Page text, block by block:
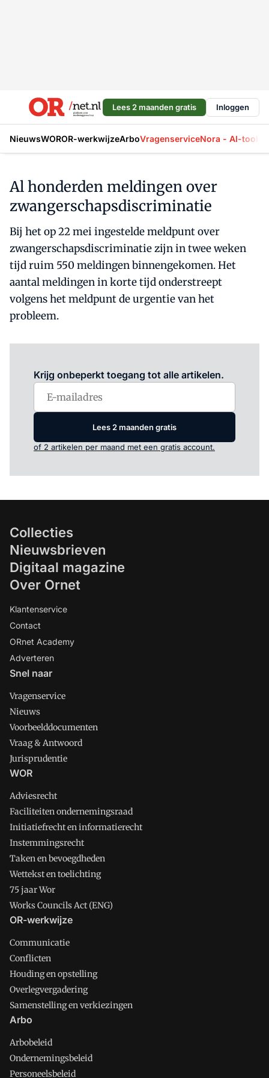
Lees 2 maanden gratis Inloggen
NieuwsWOROR-werkwijzeArboVragenserviceNora - AI-tool
Al honderden meldingen over
zwangerschapsdiscriminatie
Bij het op 22 mei ingestelde meldpunt over
zwangerschapsdiscriminatie zijn in twee weken
tijd ruim 550 meldingen binnengekomen. Het
aantal meldingen in korte tijd onderstreept
volgens het meldpunt de urgentie van het
probleem.
Krijg onbeperkt toegang tot alle artikelen.
Lees 2 maanden gratis
of 2 artikelen per maand met een gratis account.
Collecties
Nieuwsbrieven
Digitaal magazine
Over Ornet
Klantenservice
Contact
ORnet Academy
Adverteren
Snel naar
Vragenservice
Nieuws
Voorbeelddocumenten
Vraag & Antwoord
Jurisprudentie
WOR
Adviesrecht
Faciliteiten ondernemingsraad
Initiatiefrecht en informatierecht
Instemmingsrecht
Taken en bevoegdheden
Wettekst en toelichting
75 jaar Wor
Works Councils Act (ENG)
OR-werkwijze
Communicatie
Conflicten
Houding en opstelling
Overlegvergadering
Samenstelling en verkiezingen
Arbo
Arbobeleid
Ondernemingsbeleid
Personeelsbeleid